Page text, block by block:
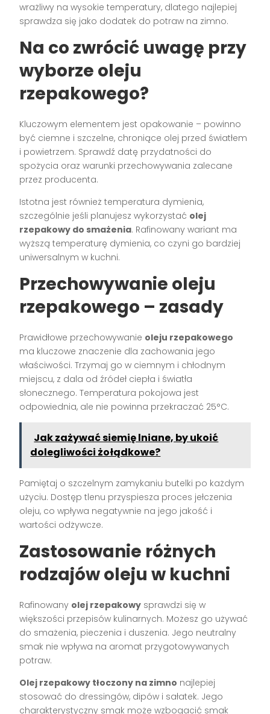
wrażliwy na wysokie temperatury, dlatego najlepiej
sprawdza się jako dodatek do potraw na zimno.
Na co zwrócić uwagę przy
wyborze oleju
rzepakowego?
Kluczowym elementem jest opakowanie – powinno
być ciemne i szczelne, chroniące olej przed światłem
i powietrzem. Sprawdź datę przydatności do
spożycia oraz warunki przechowywania zalecane
przez producenta.
Istotna jest również temperatura dymienia,
szczególnie jeśli planujesz wykorzystać olej
rzepakowy do smażenia. Rafinowany wariant ma
wyższą temperaturę dymienia, co czyni go bardziej
uniwersalnym w kuchni.
Przechowywanie oleju
rzepakowego – zasady
Prawidłowe przechowywanie oleju rzepakowego
ma kluczowe znaczenie dla zachowania jego
właściwości. Trzymaj go w ciemnym i chłodnym
miejscu, z dala od źródeł ciepła i światła
słonecznego. Temperatura pokojowa jest
odpowiednia, ale nie powinna przekraczać 25°C.
Jak zażywać siemię lniane, by ukoić
dolegliwości żołądkowe?
Pamiętaj o szczelnym zamykaniu butelki po każdym
użyciu. Dostęp tlenu przyspiesza proces jełczenia
oleju, co wpływa negatywnie na jego jakość i
wartości odżywcze.
Zastosowanie różnych
rodzajów oleju w kuchni
Rafinowany olej rzepakowy sprawdzi się w
większości przepisów kulinarnych. Możesz go używać
do smażenia, pieczenia i duszenia. Jego neutralny
smak nie wpływa na aromat przygotowywanych
potraw.
Olej rzepakowy tłoczony na zimno najlepiej
stosować do dressingów, dipów i sałatek. Jego
charakterystyczny smak może wzbogacić smak